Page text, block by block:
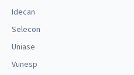
Idecan
Selecon
Uniase
Vunesp